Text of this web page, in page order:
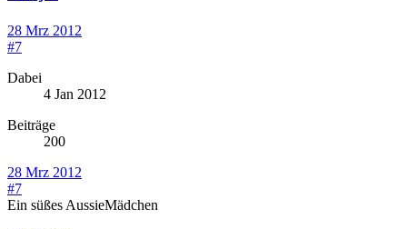
28 Mrz 2012
#7
Dabei
4 Jan 2012
Beiträge
200
28 Mrz 2012
#7
Ein süßes AussieMädchen